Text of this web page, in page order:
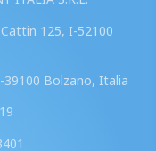
125, I-52100
39100 Bolzano, Italia